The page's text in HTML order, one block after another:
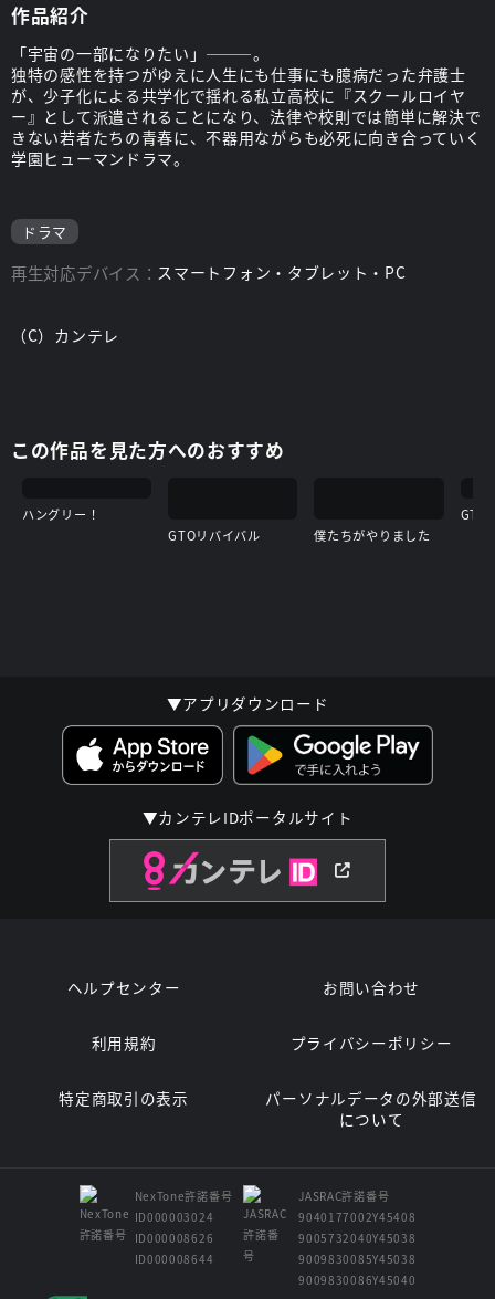
作品紹介
「宇宙の一部になりたい」―――。
独特の感性を持つがゆえに人生にも仕事にも臆病だった弁護士
が、少子化による共学化で揺れる私立高校に『スクールロイヤ
ー』として派遣されることになり、法律や校則では簡単に解決で
きない若者たちの青春に、不器用ながらも必死に向き合っていく
学園ヒューマンドラマ。
ドラマ
再生対応デバイス： スマートフォン・タブレット・PC
（C）カンテレ
この作品を見た方へのおすすめ
ハングリー！
GTOリバイバル
僕たちがやりました
GTO
▼アプリダウンロード
▼カンテレIDポータルサイト
ヘルプセンター お問い合わせ
利用規約 プライバシーポリシー
特定商取引の表示
パーソナルデータの外部送信
について
NexTone許諾番号
ID000003024
ID000008626
ID000008644
JASRAC許諾番号
9040177002Y45408
9005732040Y45038
9009830085Y45038
9009830086Y45040